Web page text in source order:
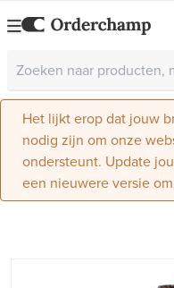
Het lijkt erop dat jouw
nodig zijn om onze
ondersteunt. Update
een nieuwere versie